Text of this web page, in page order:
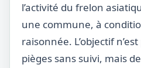
l’activité du frelon
une commune, à
raisonnée. L’objectif
pièges sans suivi, mais